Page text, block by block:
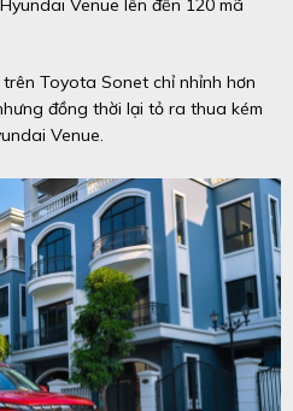
Venue lên đến 120 mã
Toyota Sonet chỉ nhỉnh hơn
đồng thời lại tỏ ra thua kém
Venue.